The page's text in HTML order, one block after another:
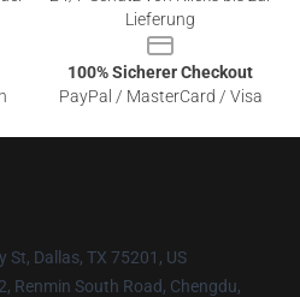
Lieferung
100% Sicherer Checkout
PayPal / MasterCard / Visa
St, Dallas, TX 75201, US
Renmin South Road, Chengdu,